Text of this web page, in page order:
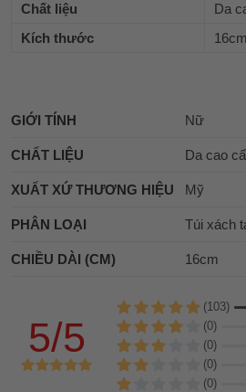
Chất liệu
Da
Kích thước
16cm
GIỚI TÍNH Nữ
CHẤT LIỆU Da cao
XUẤT XỨ THƯƠNG HIỆU Mỹ
PHÂN LOẠI Túi xách
CHIỀU DÀI (CM) 16cm
5/5
(103)
(0)
(0)
(0)
(0)